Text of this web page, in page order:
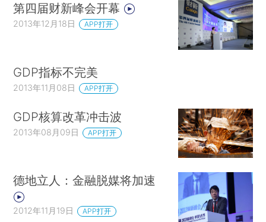
第四届财新峰会开幕
2013年12月18日 APP打开
GDP指标不完美
2013年11月08日 APP打开
GDP核算改革冲击波
2013年08月09日 APP打开
德地立人：金融脱媒将加速
2012年11月19日 APP打开